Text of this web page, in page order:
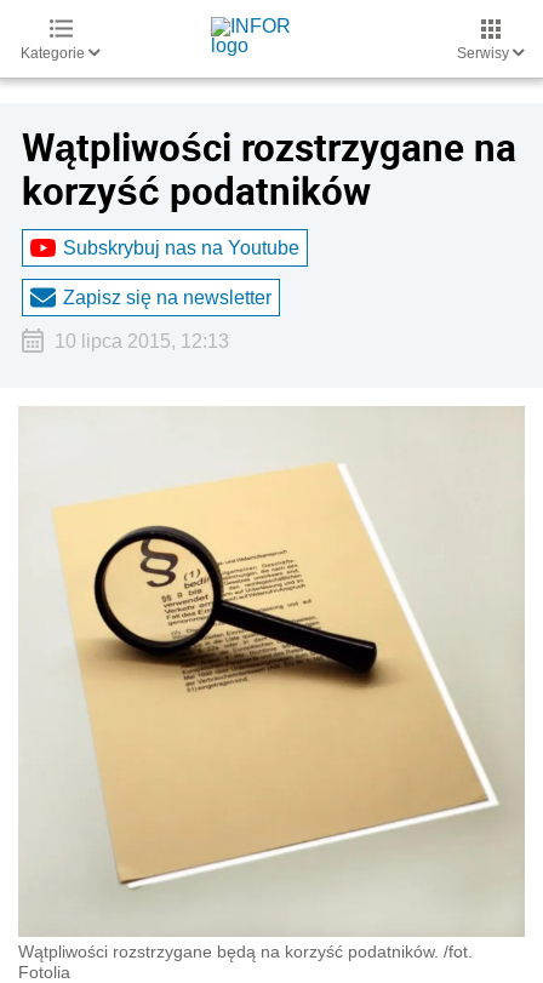
Kategorie Serwisy
Wątpliwości rozstrzygane na
korzyść podatników
Subskrybuj nas na Youtube
Zapisz się na newsletter
10 lipca 2015, 12:13
Wątpliwości rozstrzygane będą na korzyść podatników. /fot.
Fotolia